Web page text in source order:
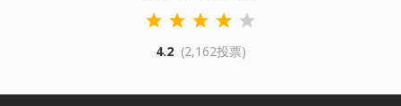
4.2 (2,162投票)